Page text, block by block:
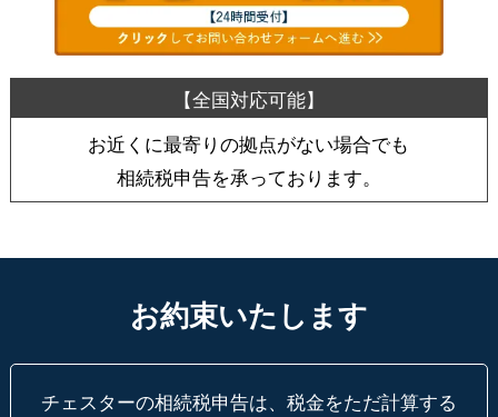
お近くに最寄りの拠点がない場合でも
相続税申告を承っております。
お約束いたします
チェスターの相続税申告は、税金をただ計算する